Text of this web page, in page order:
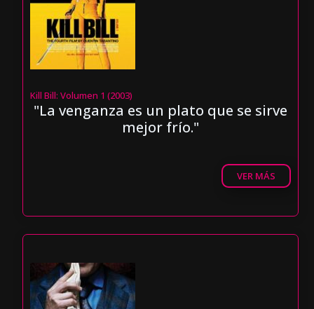
Kill Bill: Volumen 1 (2003)
"La venganza es un plato que se sirve
mejor frío."
VER MÁS